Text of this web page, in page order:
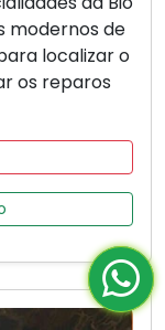
modernos de
localizar o
os reparos